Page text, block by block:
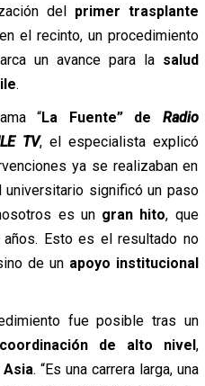
del primer trasplante
en el recinto, un procedimiento
un avance para la salud
.
“La Fuente” de Radio
TV, el especialista explicó
ya se realizaban en
significó un paso
es un gran hito, que
años. Esto es el resultado no
de un apoyo institucional
fue posible tras un
de alto nivel,
Asia. “Es una carrera larga, una